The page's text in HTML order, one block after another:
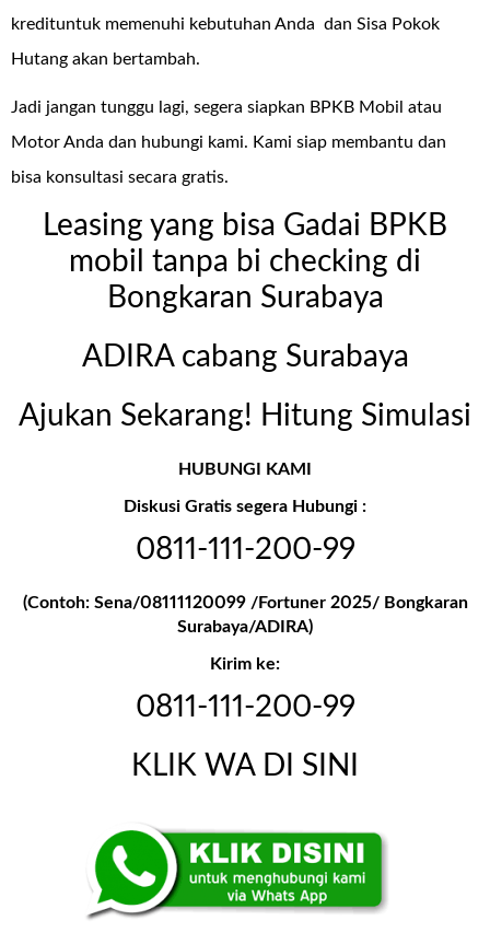
kredituntuk memenuhi kebutuhan Anda dan Sisa Pokok
Hutang akan bertambah.
Jadi jangan tunggu lagi, segera siapkan BPKB Mobil atau
Motor Anda dan hubungi kami. Kami siap membantu dan
bisa konsultasi secara gratis.
Leasing yang bisa Gadai BPKB
mobil tanpa bi checking di
Bongkaran Surabaya
ADIRA cabang Surabaya
Ajukan Sekarang! Hitung Simulasi
HUBUNGI KAMI
Diskusi Gratis segera Hubungi :
0811-111-200-99
(Contoh: Sena/08111120099 /Fortuner 2025/ Bongkaran
Surabaya/ADIRA)
Kirim ke:
0811-111-200-99
KLIK WA DI SINI